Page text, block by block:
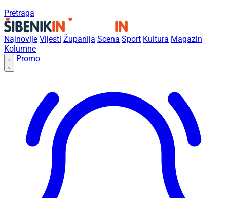
Pretraga
Najnovije Vijesti Županija Scena Sport Kultura Magazin
Kolumne
Promo